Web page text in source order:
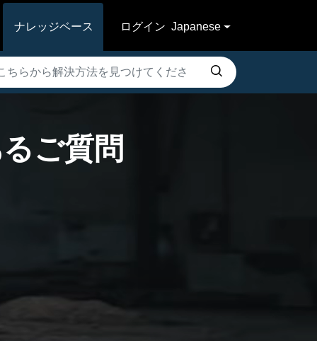
ナレッジベース ログイン Japanese
ご質問